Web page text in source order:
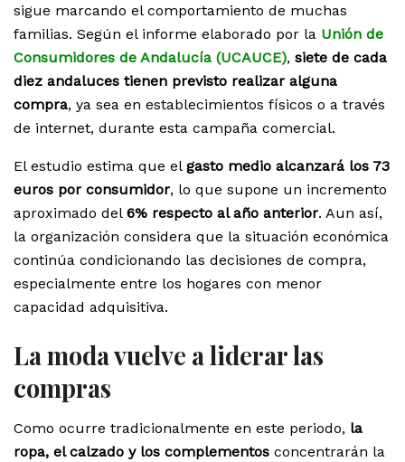
sigue marcando el comportamiento de muchas
familias. Según el informe elaborado por la Unión de
Consumidores de Andalucía (UCAUCE), siete de cada
diez andaluces tienen previsto realizar alguna
compra, ya sea en establecimientos físicos o a través
de internet, durante esta campaña comercial.
El estudio estima que el gasto medio alcanzará los 73
euros por consumidor, lo que supone un incremento
aproximado del 6% respecto al año anterior. Aun así,
la organización considera que la situación económica
continúa condicionando las decisiones de compra,
especialmente entre los hogares con menor
capacidad adquisitiva.
La moda vuelve a liderar las
compras
Como ocurre tradicionalmente en este periodo, la
ropa, el calzado y los complementos concentrarán la